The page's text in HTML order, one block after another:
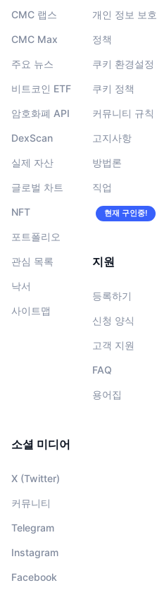
CMC 랩스
CMC Max
주요 뉴스
비트코인 ETF
암호화폐 API
DexScan
실제 자산
글로벌 차트
NFT
포트폴리오
관심 목록
낙서
사이트맵
개인 정보 보호
정책
쿠키 환경설정
쿠키 정책
커뮤니티 규칙
고지사항
방법론
직업
현재 구인중!
지원
등록하기
신청 양식
고객 지원
FAQ
용어집
소셜 미디어
X (Twitter)
커뮤니티
Telegram
Instagram
Facebook